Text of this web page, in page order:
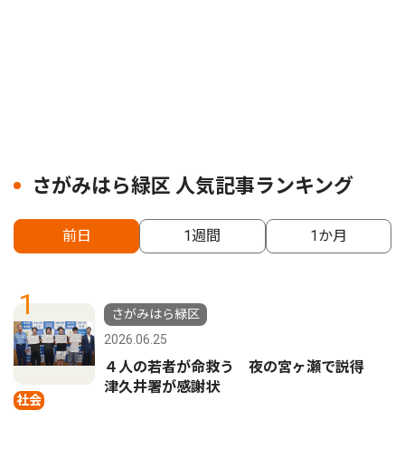
さがみはら緑区 人気記事ランキング
前日 1週間 1か月
1
社会
さがみはら緑区
2026.06.25
４人の若者が命救う 夜の宮ヶ瀬で説得
津久井署が感謝状